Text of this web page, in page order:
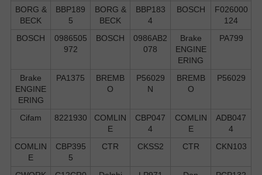
BORG &
BECK
BBP189
5
BORG &
BECK
BBP183
4
BOSCH
F026000
124
BOSCH
0986505
972
BOSCH
0986AB2
078
Brake
ENGINE
ERING
PA799
Brake
ENGINE
ERING
PA1375
BREMB
O
P56029
N
BREMB
O
P56029
Cifam 8221930
COMLIN
E
CBP047
4
COMLIN
E
ADB047
4
COMLIN
E
CBP395
5
CTR CKSS2 CTR CKN103